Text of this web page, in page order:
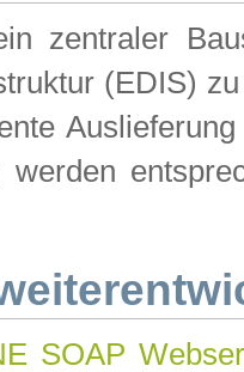
zentraler
(EDIS)
SOAP